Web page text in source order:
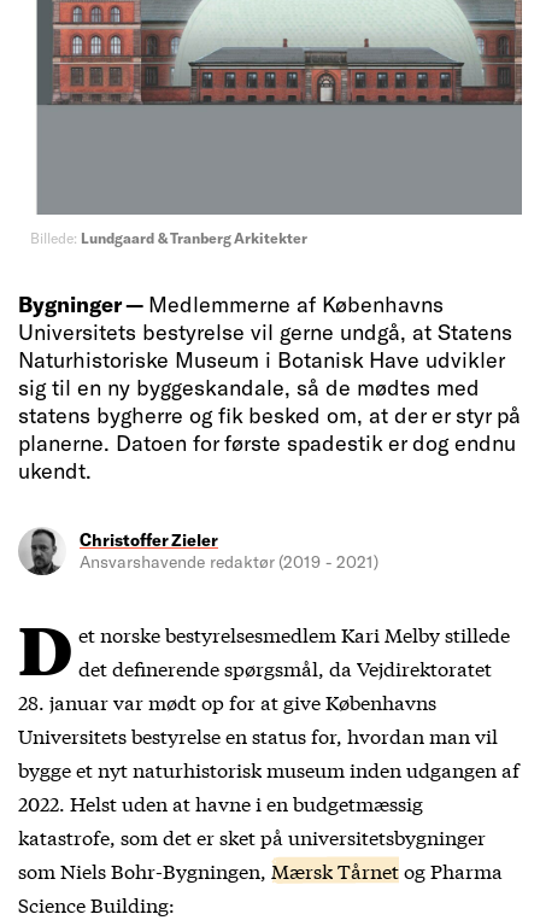
Billede: Lundgaard & Tranberg Arkitekter
Bygninger — Medlemmerne af Københavns
Universitets bestyrelse vil gerne undgå, at Statens
Naturhistoriske Museum i Botanisk Have udvikler
sig til en ny byggeskandale, så de mødtes med
statens bygherre og fik besked om, at der er styr på
planerne. Datoen for første spadestik er dog endnu
ukendt.
Christoffer Zieler
Ansvarshavende redaktør (2019 - 2021)
D et norske bestyrelsesmedlem Kari Melby stillede
det definerende spørgsmål, da Vejdirektoratet
28. januar var mødt op for at give Københavns
Universitets bestyrelse en status for, hvordan man vil
bygge et nyt naturhistorisk museum inden udgangen af
2022. Helst uden at havne i en budgetmæssig
katastrofe, som det er sket på universitetsbygninger
som Niels Bohr-Bygningen, Mærsk Tårnetog Pharma
Science Building: